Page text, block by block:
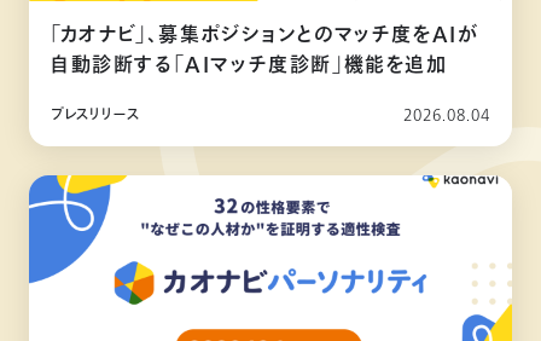
「カオナビ」、募集ポジションとのマッチ度をAIが
自動診断する「AIマッチ度診断」機能を追加
プレスリリース 2026.08.04